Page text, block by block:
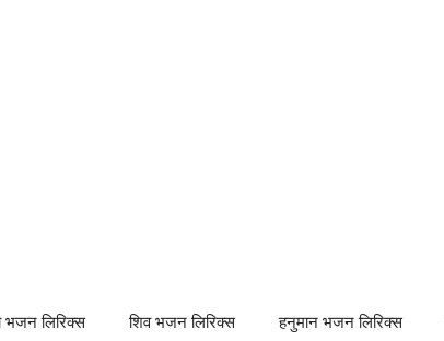
भजन लिरिक्स शिव भजन लिरिक्स हनुमान भजन लिरिक्स